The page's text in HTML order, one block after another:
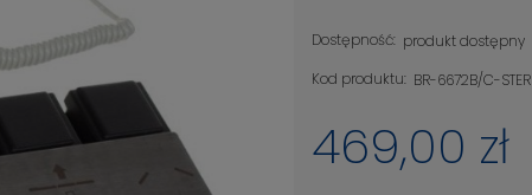
Dostępność: produkt dostępny
Kod produktu: BR-6672B/C-STER
469,00 zł